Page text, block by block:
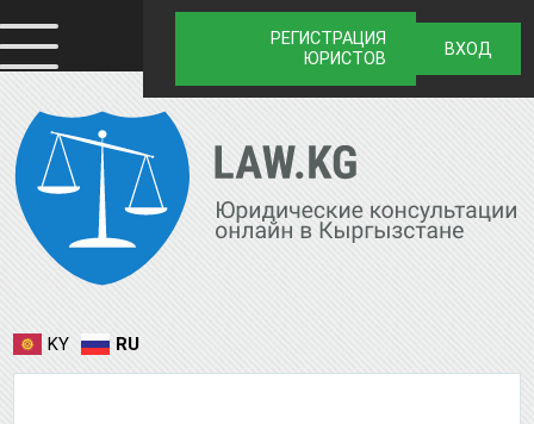
РЕГИСТРАЦИЯ
ЮРИСТОВ
ВХОД
KY RU